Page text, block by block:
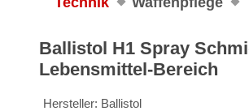
Ballistol H1 Spray
Lebensmittel-Bereich
Hersteller: Ballistol